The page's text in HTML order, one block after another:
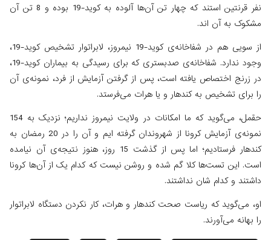
نفر قرنتین استند که چهار تن آن‌ها آلوده به کوید-19 بوده و 8 تن آن
مشکوک به آن اند.
از سویی هم در شفاخانه‌ی کوید-19 نیمروز، لابراتوار تشخیص کوید-19،
وجود ندارد. شفاخانه‌ی صدبستری که برای رسیدگی به بیماران کوید-19،
در زرنج اختصاص یافته است، پس از گرفتن آزمایش از فرد، نمونه‌ی آن
را برای تشخیص به کندهار و یا هرات می‌فرستد.
حقمل، می‌گوید که ما امکانات در ولایت نیمروز نداریم؛ نزدیک به 154
نمونه‌ی آزمایش کرونا از شهروندان گرفته ایم و آن را در 20 رمضان به
کندهار فرستادیم؛ اما پس از گذشت 15 روز، هنوز نتیجه‌ی آن نیامده
است. این تست‌ها کلا گم شده و روشن نیست که کدام یک از آن‌ها کرونا
داشتند و کدام شان نداشتند.
او، می‌گوید که ریاست صحت کندهار و هرات، کار نکردن دستگاه لابراتوار
را بهانه می‌آورند.